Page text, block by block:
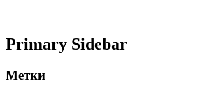
Primary Sidebar
Метки